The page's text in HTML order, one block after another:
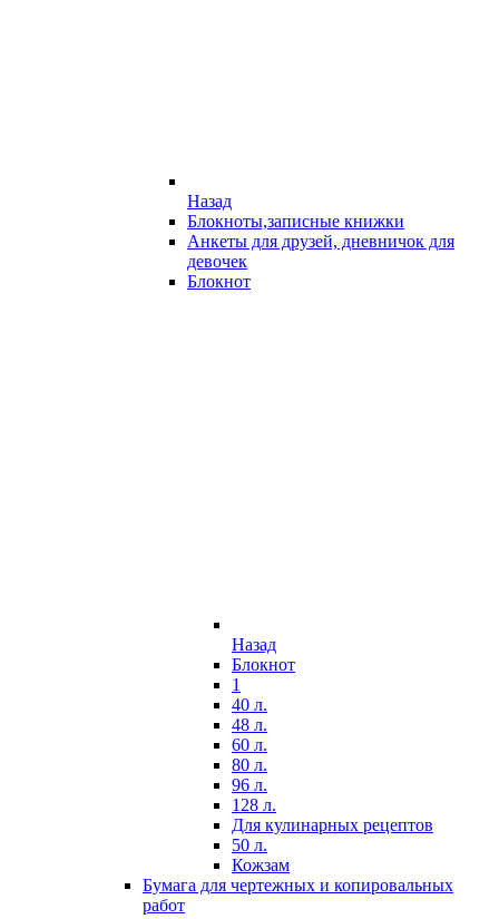
Назад
Блокноты,записные книжки
Анкеты для друзей, дневничок для
девочек
Блокнот
Назад
Блокнот
1
40 л.
48 л.
60 л.
80 л.
96 л.
128 л.
Для кулинарных рецептов
50 л.
Кожзам
Бумага для чертежных и копировальных
работ